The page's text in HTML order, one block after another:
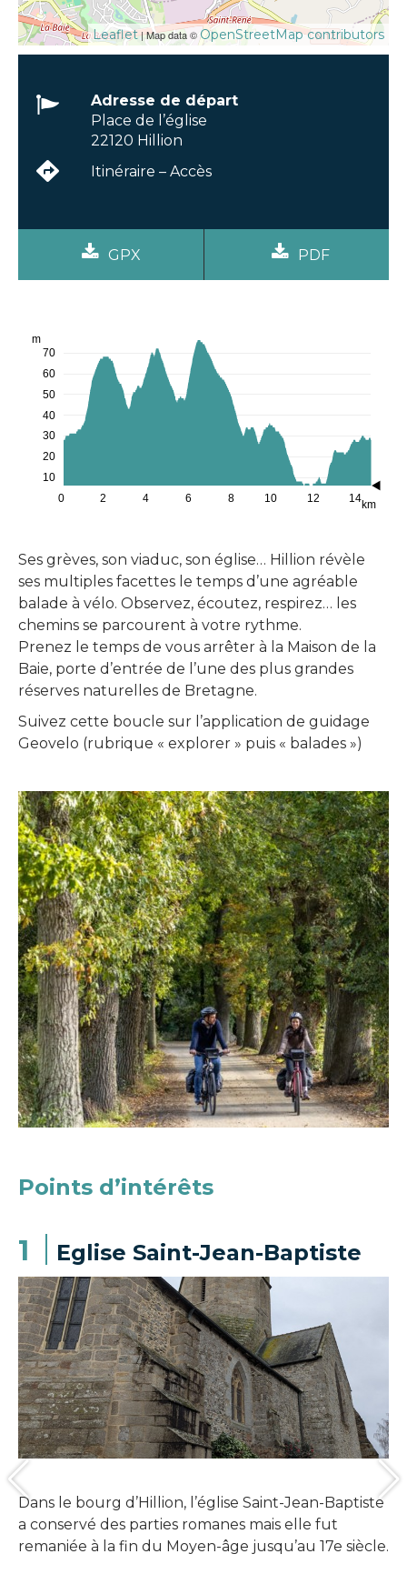
Leaflet| Map data ©OpenStreetMap contributors
0 2 4 6 8 10 12 14
km
10
20
30
40
50
60
70
m
Ses grèves, son viaduc, son église… Hillion révèle
ses multiples facettes le temps d’une agréable
balade à vélo. Observez, écoutez, respirez… les
chemins se parcourent à votre rythme.
Prenez le temps de vous arrêter à la Maison de la
Baie, porte d’entrée de l’une des plus grandes
réserves naturelles de Bretagne.
Suivez cette boucle sur l’application de guidage
Geovelo (rubrique « explorer » puis « balades »)
Points d’intérêts
1 Eglise Saint-Jean-Baptiste
Dans le bourg d’Hillion, l’église Saint-Jean-Baptiste
a conservé des parties romanes mais elle fut
remaniée à la fin du Moyen-âge jusqu’au 17e siècle.
Adresse de départ
Place de l’église
22120 Hillion
Itinéraire – Accès
GPX PDF